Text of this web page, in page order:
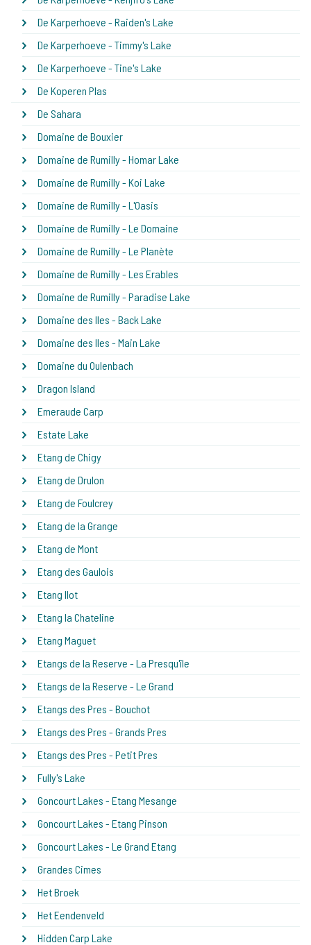
De Karperhoeve - Raiden's Lake
De Karperhoeve - Timmy's Lake
De Karperhoeve - Tine's Lake
De Koperen Plas
De Sahara
Domaine de Bouxier
Domaine de Rumilly - Homar Lake
Domaine de Rumilly - Koi Lake
Domaine de Rumilly - L'Oasis
Domaine de Rumilly - Le Domaine
Domaine de Rumilly - Le Planète
Domaine de Rumilly - Les Erables
Domaine de Rumilly - Paradise Lake
Domaine des Iles - Back Lake
Domaine des Iles - Main Lake
Domaine du Oulenbach
Dragon Island
Emeraude Carp
Estate Lake
Etang de Chigy
Etang de Drulon
Etang de Foulcrey
Etang de la Grange
Etang de Mont
Etang des Gaulois
Etang Ilot
Etang la Chateline
Etang Maguet
Etangs de la Reserve - La Presqu'île
Etangs de la Reserve - Le Grand
Etangs des Pres - Bouchot
Etangs des Pres - Grands Pres
Etangs des Pres - Petit Pres
Fully's Lake
Goncourt Lakes - Etang Mesange
Goncourt Lakes - Etang Pinson
Goncourt Lakes - Le Grand Etang
Grandes Cimes
Het Broek
Het Eendenveld
Hidden Carp Lake